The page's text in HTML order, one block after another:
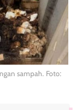
sampah. Foto: